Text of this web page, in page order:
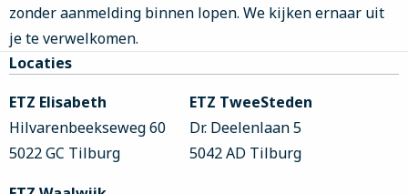
zonder aanmelding binnen lopen. We kijken ernaar uit
je te verwelkomen.
Site
footer
Locaties
ETZ Elisabeth
Hilvarenbeekseweg 60
5022 GC Tilburg
ETZ TweeSteden
Dr. Deelenlaan 5
5042 AD Tilburg